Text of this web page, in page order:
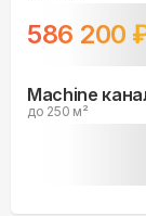
586 200
Machine
до 250 м²